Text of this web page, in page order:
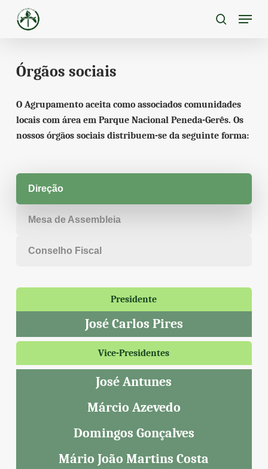
main
Menu
Órgãos sociais
O Agrupamento aceita como associados comunidades
locais com área em Parque Nacional Peneda-Gerês. Os
nossos órgãos sociais distribuem-se da seguinte forma:
Direção
Mesa de Assembleia
Conselho Fiscal
Presidente
José Carlos Pires
Vice-Presidentes
José Antunes
Márcio Azevedo
Domingos Gonçalves
Mário João Martins Costa